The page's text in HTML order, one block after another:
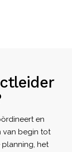
en
van begin tot
het